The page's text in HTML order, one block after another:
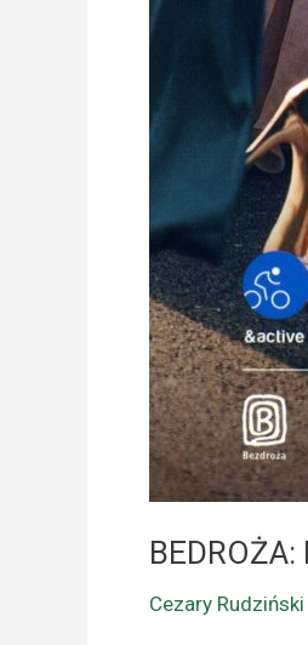
Cezary Rudziński